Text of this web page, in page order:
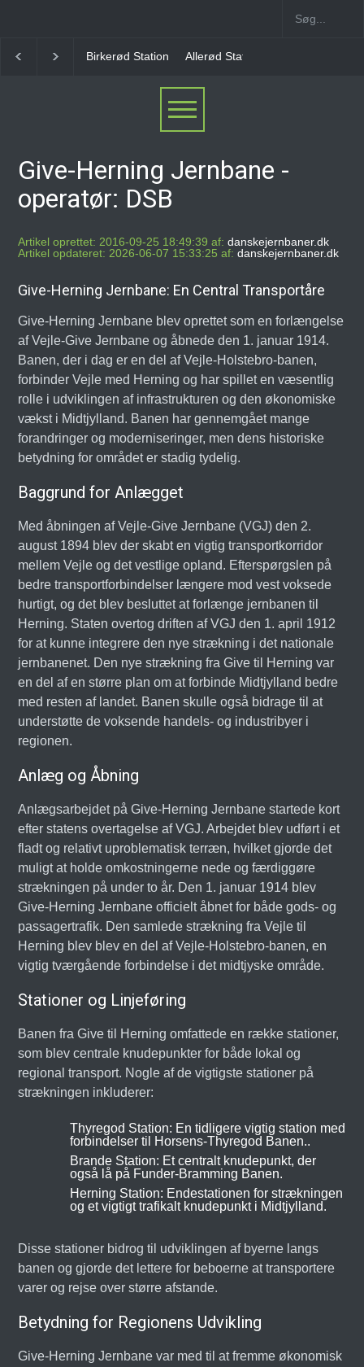
Allerød Station Favrholm Station
Give-Herning Jernbane -
operatør: DSB
Artikel oprettet: 2016-09-25 18:49:39 af: danskejernbaner.dk
Artikel opdateret: 2026-06-07 15:33:25 af: danskejernbaner.dk
Give-Herning Jernbane: En Central Transportåre
Give-Herning Jernbane blev oprettet som en forlængelse
af Vejle-Give Jernbane og åbnede den 1. januar 1914.
Banen, der i dag er en del af Vejle-Holstebro-banen,
forbinder Vejle med Herning og har spillet en væsentlig
rolle i udviklingen af infrastrukturen og den økonomiske
vækst i Midtjylland. Banen har gennemgået mange
forandringer og moderniseringer, men dens historiske
betydning for området er stadig tydelig.
Baggrund for Anlægget
Med åbningen af Vejle-Give Jernbane (VGJ) den 2.
august 1894 blev der skabt en vigtig transportkorridor
mellem Vejle og det vestlige opland. Efterspørgslen på
bedre transportforbindelser længere mod vest voksede
hurtigt, og det blev besluttet at forlænge jernbanen til
Herning. Staten overtog driften af VGJ den 1. april 1912
for at kunne integrere den nye strækning i det nationale
jernbanenet. Den nye strækning fra Give til Herning var
en del af en større plan om at forbinde Midtjylland bedre
med resten af landet. Banen skulle også bidrage til at
understøtte de voksende handels- og industribyer i
regionen.
Anlæg og Åbning
Anlægsarbejdet på Give-Herning Jernbane startede kort
efter statens overtagelse af VGJ. Arbejdet blev udført i et
fladt og relativt uproblematisk terræn, hvilket gjorde det
muligt at holde omkostningerne nede og færdiggøre
strækningen på under to år. Den 1. januar 1914 blev
Give-Herning Jernbane officielt åbnet for både gods- og
passagertrafik. Den samlede strækning fra Vejle til
Herning blev blev en del af Vejle-Holstebro-banen, en
vigtig tværgående forbindelse i det midtjyske område.
Stationer og Linjeføring
Banen fra Give til Herning omfattede en række stationer,
som blev centrale knudepunkter for både lokal og
regional transport. Nogle af de vigtigste stationer på
strækningen inkluderer:
Thyregod Station: En tidligere vigtig station med
forbindelser til Horsens-Thyregod Banen..
Brande Station: Et centralt knudepunkt, der
også lå på Funder-Bramming Banen.
Herning Station: Endestationen for strækningen
og et vigtigt trafikalt knudepunkt i Midtjylland.
Disse stationer bidrog til udviklingen af byerne langs
banen og gjorde det lettere for beboerne at transportere
varer og rejse over større afstande.
Betydning for Regionens Udvikling
Give-Herning Jernbane var med til at fremme økonomisk